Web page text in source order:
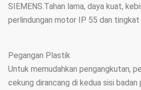
SIEMENS.Tahan lama, daya kuat,
perlindungan motor IP 55 dan tingkat
Pegangan Plastik
Untuk memudahkan pengangkutan,
cekung dirancang di kedua sisi badan